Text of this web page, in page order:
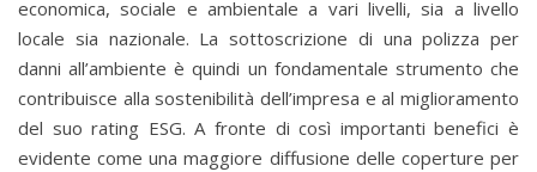
economica, sociale e ambientale a vari livelli, sia a livello
locale sia nazionale. La sottoscrizione di una polizza per
danni all’ambiente è quindi un fondamentale strumento che
contribuisce alla sostenibilità dell’impresa e al miglioramento
del suo rating ESG. A fronte di così importanti benefici è
evidente come una maggiore diffusione delle coperture per